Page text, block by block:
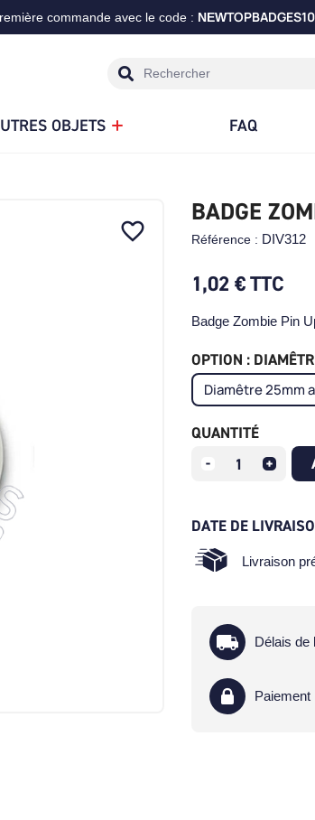
commande avec le code : NEW
OBJETS FAQ
favorite_border
BADGE
Référence : DIV312
1,02 €TTC
Badge Zombie Pin
OPTION :
QUANTITÉ
DATE DE
Livraison
Délais de
Paiement